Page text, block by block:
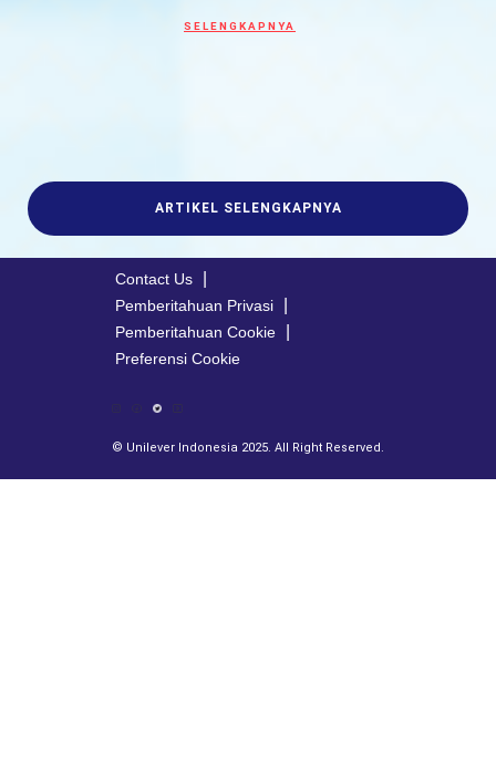
SELENGKAPNYA
ARTIKEL SELENGKAPNYA
© Unilever Indonesia 2025. All Right Reserved.
Contact Us
Pemberitahuan Privasi
Pemberitahuan Cookie
Preferensi Cookie